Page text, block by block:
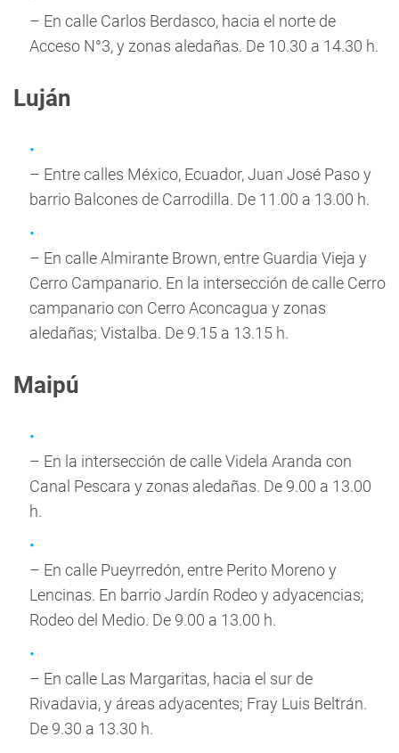
– En calle Carlos Berdasco, hacia el norte de
Acceso N°3, y zonas aledañas. De 10.30 a 14.30 h.
Luján
– Entre calles México, Ecuador, Juan José Paso y
barrio Balcones de Carrodilla. De 11.00 a 13.00 h.
– En calle Almirante Brown, entre Guardia Vieja y
Cerro Campanario. En la intersección de calle Cerro
campanario con Cerro Aconcagua y zonas
aledañas; Vistalba. De 9.15 a 13.15 h.
Maipú
– En la intersección de calle Videla Aranda con
Canal Pescara y zonas aledañas. De 9.00 a 13.00
h.
– En calle Pueyrredón, entre Perito Moreno y
Lencinas. En barrio Jardín Rodeo y adyacencias;
Rodeo del Medio. De 9.00 a 13.00 h.
– En calle Las Margaritas, hacia el sur de
Rivadavia, y áreas adyacentes; Fray Luis Beltrán.
De 9.30 a 13.30 h.